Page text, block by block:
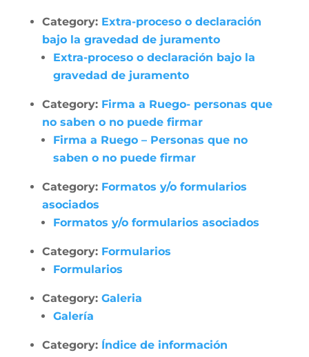
Category: Extra-proceso o declaración
bajo la gravedad de juramento
Extra-proceso o declaración bajo la
gravedad de juramento
Category: Firma a Ruego- personas que
no saben o no puede firmar
Firma a Ruego – Personas que no
saben o no puede firmar
Category: Formatos y/o formularios
asociados
Formatos y/o formularios asociados
Category: Formularios
Formularios
Category: Galeria
Galería
Category: Índice de información